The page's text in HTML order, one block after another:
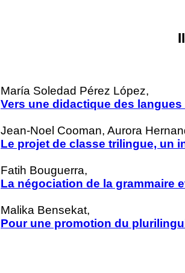
María Soledad Pérez López,
Vers une didactique des
Jean-Noel Cooman, Aurora
Le projet de classe trilingue, un
Fatih Bouguerra,
La négociation de la grammaire
Malika Bensekat,
Pour une promotion du